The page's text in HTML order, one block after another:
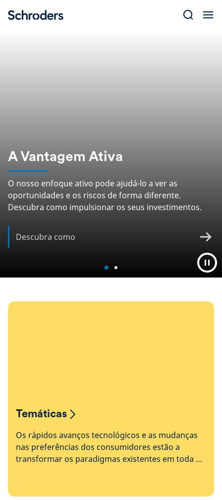
A Vantagem Ativa
O nosso enfoque ativo pode ajudá-lo a ver as
oportunidades e os riscos de forma diferente.
Descubra como impulsionar os seus investimentos.
Descubra como
Temáticas
Os rápidos avanços tecnológicos e as mudanças
nas preferências dos consumidores estão a
transformar os paradigmas existentes em toda a